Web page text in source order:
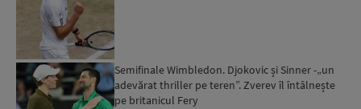
Semifinale Wimbledon. Djokovic și Sinner -„un
adevărat thriller pe teren”. Zverev îl întâlnește
pe britanicul Fery